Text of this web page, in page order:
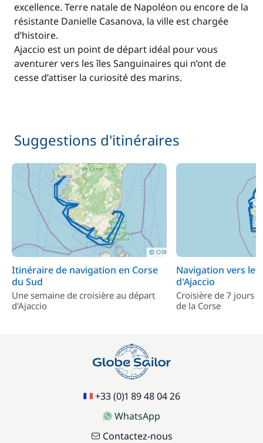
excellence. Terre natale de Napoléon ou encore de la
résistante Danielle Casanova, la ville est chargée
d’histoire.
Ajaccio est un point de départ idéal pour vous
aventurer vers les îles Sanguinaires qui n’ont de
cesse d’attiser la curiosité des marins.
Suggestions d'itinéraires
Itinéraire de navigation en Corse
du Sud
Une semaine de croisière au départ
d'Ajaccio
Navigation vers le
d'Ajaccio
Croisière de 7 jours
de la Corse
+33 (0)1 89 48 04 26
WhatsApp
Contactez-nous